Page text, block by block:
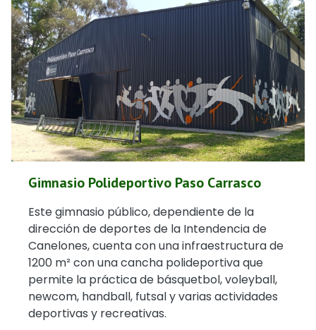
Gimnasio Polideportivo Paso Carrasco
Este gimnasio público, dependiente de la
dirección de deportes de la Intendencia de
Canelones, cuenta con una infraestructura de
1200 m² con una cancha polideportiva que
permite la práctica de básquetbol, voleyball,
newcom, handball, futsal y varias actividades
deportivas y recreativas.